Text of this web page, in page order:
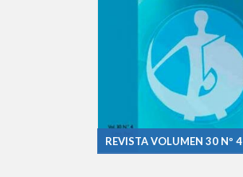
REVISTA VOLUMEN 30 Nº 4